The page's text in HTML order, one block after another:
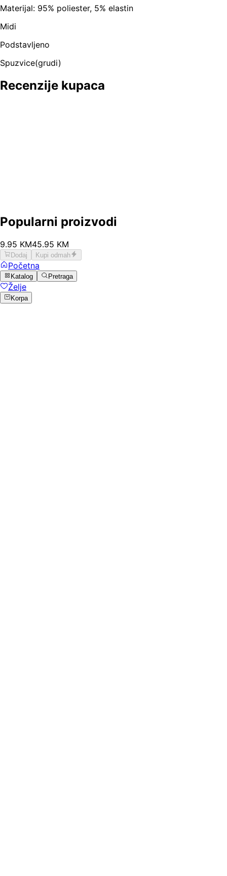
Materijal: 95% poliester, 5% elastin
Midi
Podstavljeno
Spuzvice(grudi)
Recenzije kupaca
Popularni proizvodi
9.95 KM45.95 KM
Dodaj Kupi odmah
Početna
Katalog Pretraga
Želje
Korpa